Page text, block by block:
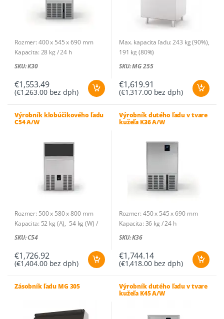
Rozmer: 400 x 545 x 690 mm
Kapacita: 28 kg / 24 h
Druh ľadu: dutý ľad v tvare kužeľa
Kusov na cyklus: 20
Spotreba vody: 2,47l/h (A) ;
Zásobník: na 10 kg – 476 ks
Chladivo: R290
SKU: K30
€1,553.49
(€1,263.00bez dph)
Max. kapacita ľadu: 243 kg (90%),
191 kg (80%)
Rozmer: 770 x 880 x 1270 mm
SKU: MG 255
€1,619.91
(€1,317.00bez dph)
Výrobník klobúčikového ľadu
C54 A/W
Rozmer: 500 x 580 x 800 mm
Kapacita: 52 kg (A), 54 kg (W) /
24 h
Hmotnosť ľadu: 20 g
Kusov na cyklus: 36
(W)
Príkon: 0,52 kW (A), 0,44 kW (W) /
SKU: C54
€1,726.92
(€1,404.00bez dph)
Výrobník dutého ľadu v tvare
kužeľa K36 A/W
Rozmer: 450 x 545 x 690 mm
Kapacita: 36 kg / 24 h
Druh ľadu: dutý ľad v tvare kužeľa
Kusov na cyklus: 20
Spotreba vody: 3,75l/h (A) ;
Zásobník: na 12 kg – 571 ks
Chladivo: R290
SKU: K36
€1,744.14
(€1,418.00bez dph)
Zásobník ľadu MG 305
Výrobník dutého ľadu v tvare
kužeľa K45 A/W